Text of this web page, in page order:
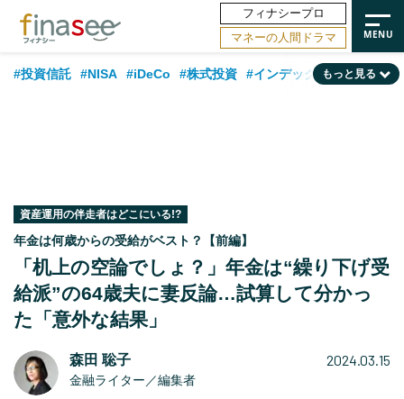
フィナシープロ
マネーの人間ドラマ
#投資信託 #NISA #iDeCo #株式投資 #インデックスファンド
#データ・調査 #資産運用業界
もっと見る
資産運用の伴走者はどこにいる!?
年金は何歳からの受給がベスト？【前編】
「机上の空論でしょ？」年金は“繰り下げ受
給派”の64歳夫に妻反論…試算して分かっ
た「意外な結果」
森田 聡子
金融ライター／編集者
2024.03.15